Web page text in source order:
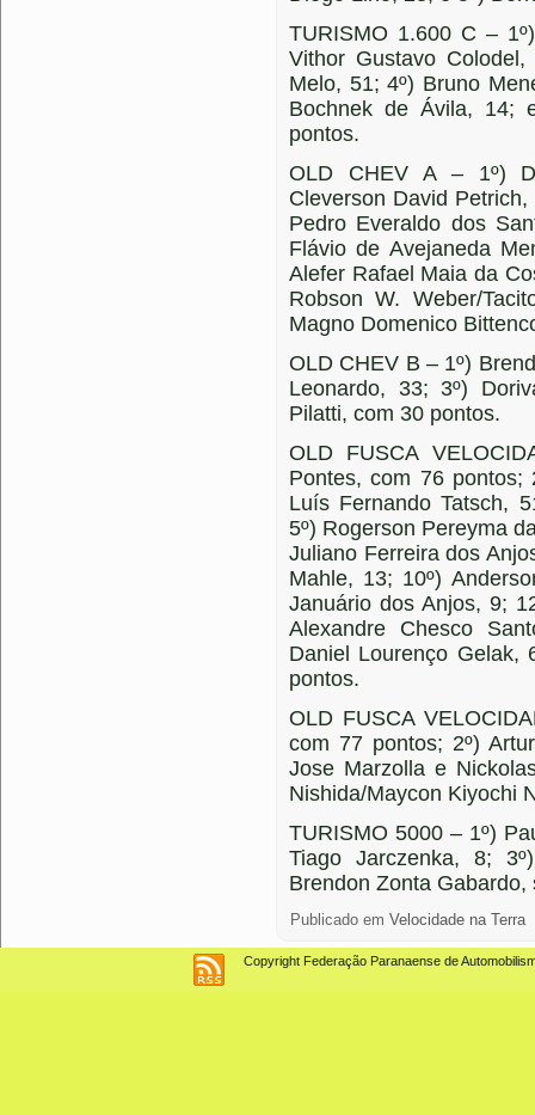
TURISMO 1.600 C –
Vithor Gustavo
Melo, 51; 4º) Bruno
Bochnek de Ávila, 14;
pontos.
OLD CHEV A – 1º)
Cleverson David
Pedro Everaldo dos
Flávio de Avejaneda
Alefer Rafael Maia da
Robson W. Weber/
Magno Domenico
OLD CHEV B – 1º)
Leonardo, 33; 3º)
Pilatti, com 30 pontos.
OLD FUSCA
Pontes, com 76 pontos;
Luís Fernando Tatsch,
5º) Rogerson Pereyma
Juliano Ferreira dos
Mahle, 13; 10º)
Januário dos Anjos, 9;
Alexandre Chesco
Daniel Lourenço Gelak,
pontos.
OLD FUSCA
com 77 pontos; 2º)
Jose Marzolla e
Nishida/Maycon Kiyochi
TURISMO 5000 – 1º)
Tiago Jarczenka, 8;
Brendon Zonta Gabardo,
Publicado em Velocidade na Terra
Copyright Federação Paranaense de